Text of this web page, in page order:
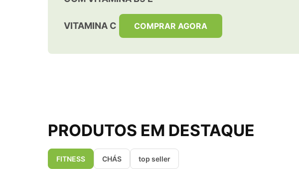
VITAMINA C COMPRAR AGORA
PRODUTOS EM DESTAQUE
FITNESS CHÁS top seller